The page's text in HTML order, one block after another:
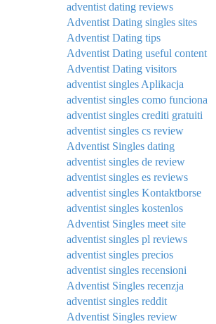
adventist dating reviews
Adventist Dating singles sites
Adventist Dating tips
Adventist Dating useful content
Adventist Dating visitors
adventist singles Aplikacja
adventist singles como funciona
adventist singles crediti gratuiti
adventist singles cs review
Adventist Singles dating
adventist singles de review
adventist singles es reviews
adventist singles Kontaktborse
adventist singles kostenlos
Adventist Singles meet site
adventist singles pl reviews
adventist singles precios
adventist singles recensioni
Adventist Singles recenzja
adventist singles reddit
Adventist Singles review